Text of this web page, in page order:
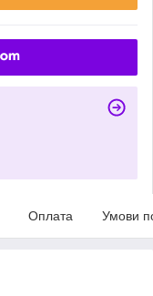
Оплата Умови